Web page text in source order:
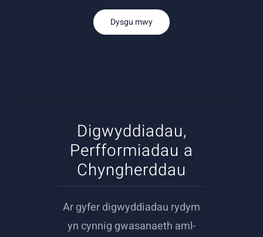
Dysgu mwy
Digwyddiadau,
Perfformiadau a
Chyngherddau
Ar gyfer digwyddiadau rydym
yn cynnig gwasanaeth aml-